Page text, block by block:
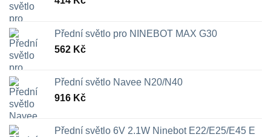
Přední světlo pro NINEBOT MAX G30
562 Kč
Přední světlo Navee N20/N40
916 Kč
Přední světlo 6V 2.1W Ninebot E22/E25/E45 E